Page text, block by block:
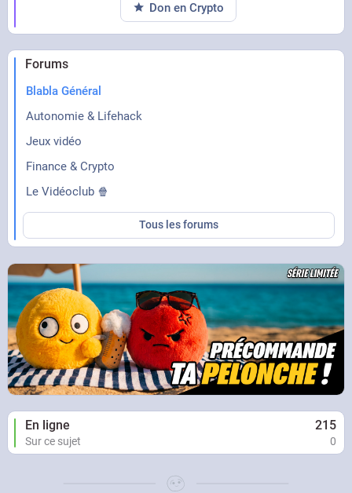
Forums
Blabla Général
Autonomie & Lifehack
Jeux vidéo
Finance & Crypto
Le Vidéoclub 🍿
Tous les forums
En ligne 215
Sur ce sujet 0
Don en Crypto